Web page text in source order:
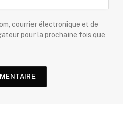
courrier électronique et de
pour la prochaine fois que